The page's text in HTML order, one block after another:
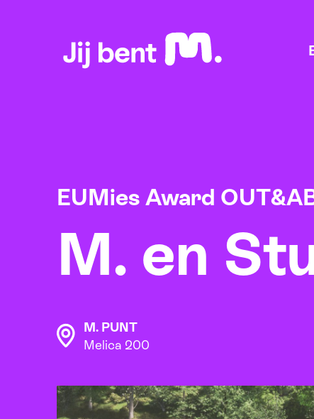
Home
EUMies Award
M. en
M. PUNT
Melica 200
Beeld: Studio Ossidiana